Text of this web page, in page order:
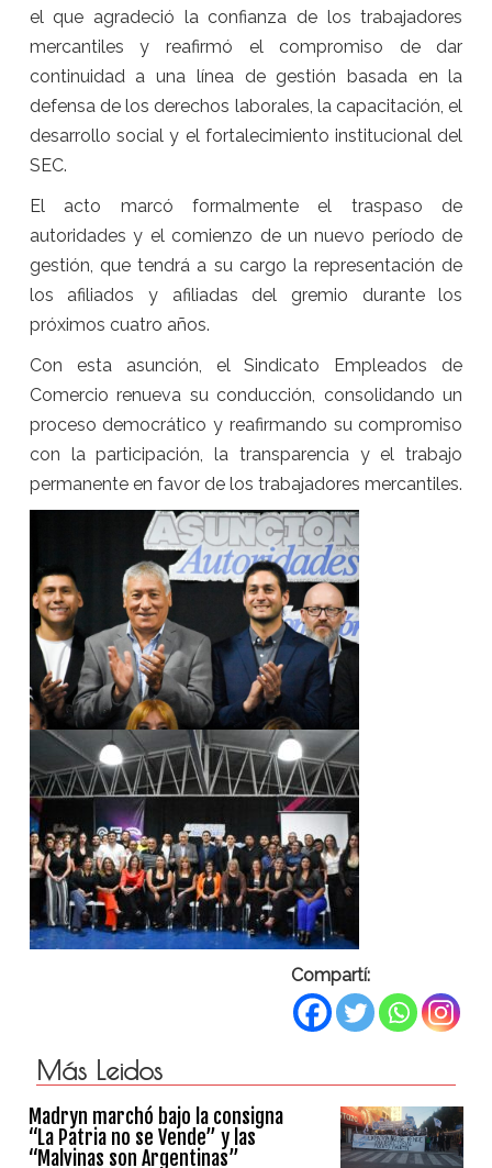
el que agradeció la confianza de los trabajadores
mercantiles y reafirmó el compromiso de dar
continuidad a una línea de gestión basada en la
defensa de los derechos laborales, la capacitación, el
desarrollo social y el fortalecimiento institucional del
SEC.
El acto marcó formalmente el traspaso de
autoridades y el comienzo de un nuevo período de
gestión, que tendrá a su cargo la representación de
los afiliados y afiliadas del gremio durante los
próximos cuatro años.
Con esta asunción, el Sindicato Empleados de
Comercio renueva su conducción, consolidando un
proceso democrático y reafirmando su compromiso
con la participación, la transparencia y el trabajo
permanente en favor de los trabajadores mercantiles.
Compartí:
Más Leidos
Madryn marchó bajo la consigna
“La Patria no se Vende” y las
“Malvinas son Argentinas”